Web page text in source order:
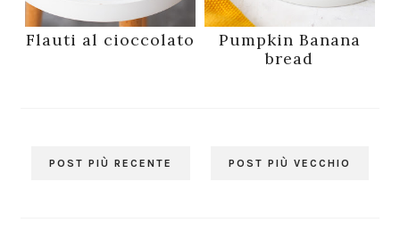
Flauti al cioccolato
Pumpkin Banana
bread
POST PIÙ RECENTE POST PIÙ VECCHIO